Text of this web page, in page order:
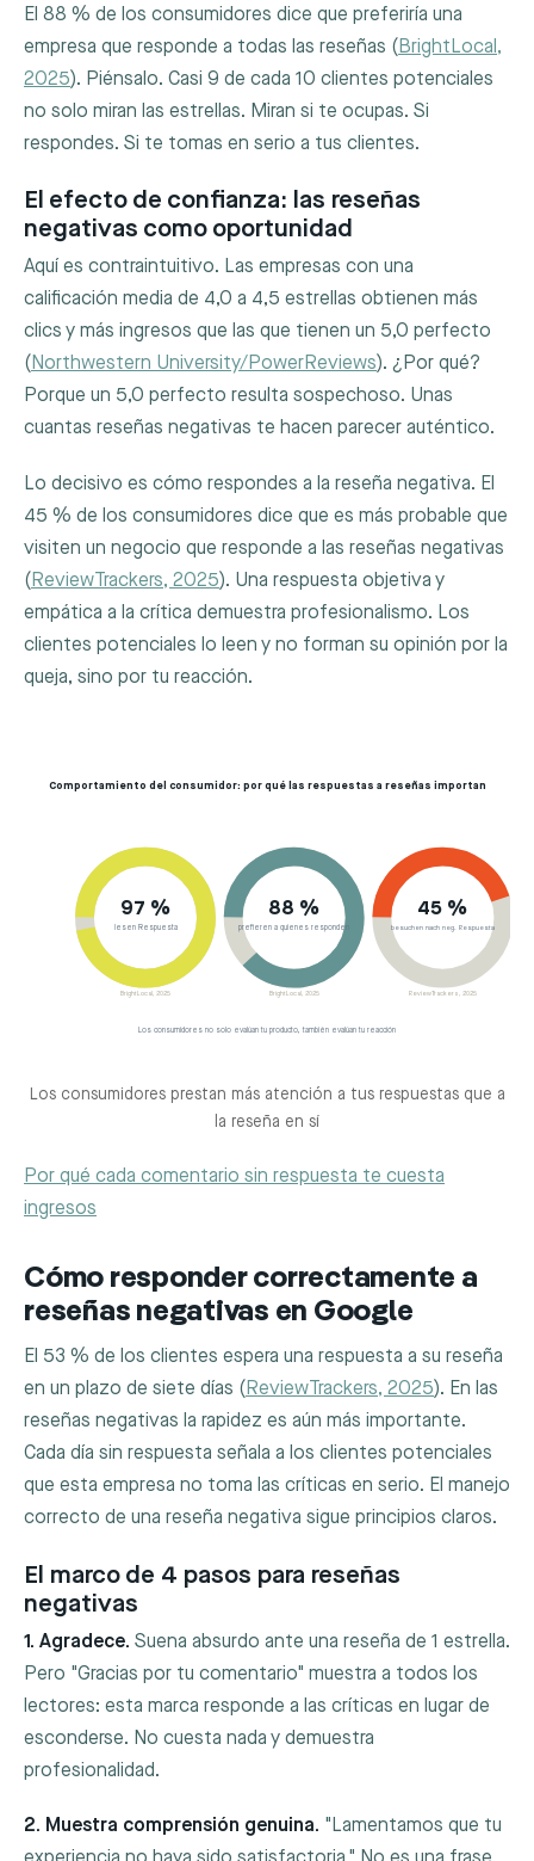
El 88 % de los consumidores dice que preferiría una
empresa que responde a todas las reseñas (BrightLocal,
2025). Piénsalo. Casi 9 de cada 10 clientes potenciales
no solo miran las estrellas. Miran si te ocupas. Si
respondes. Si te tomas en serio a tus clientes.
El efecto de confianza: las reseñas
negativas como oportunidad
Aquí es contraintuitivo. Las empresas con una
calificación media de 4,0 a 4,5 estrellas obtienen más
clics y más ingresos que las que tienen un 5,0 perfecto
(Northwestern University/PowerReviews). ¿Por qué?
Porque un 5,0 perfecto resulta sospechoso. Unas
cuantas reseñas negativas te hacen parecer auténtico.
Lo decisivo es cómo respondes a la reseña negativa. El
45 % de los consumidores dice que es más probable que
visiten un negocio que responde a las reseñas negativas
(ReviewTrackers, 2025). Una respuesta objetiva y
empática a la crítica demuestra profesionalismo. Los
clientes potenciales lo leen y no forman su opinión por la
queja, sino por tu reacción.
Comportamiento del consumidor: por qué las respuestas a reseñas importan
97 %
lesen Respuesta
BrightLocal, 2025
88 %
prefieren a quienes responden
BrightLocal, 2025
45 %
besuchen nach neg. Respuesta
ReviewTrackers, 2025
Los consumidores no solo evalúan tu producto, también evalúan tu reacción
Los consumidores prestan más atención a tus respuestas que a
la reseña en sí
Por qué cada comentario sin respuesta te cuesta
ingresos
Cómo responder correctamente a
reseñas negativas en Google
El 53 % de los clientes espera una respuesta a su reseña
en un plazo de siete días (ReviewTrackers, 2025). En las
reseñas negativas la rapidez es aún más importante.
Cada día sin respuesta señala a los clientes potenciales
que esta empresa no toma las críticas en serio. El manejo
correcto de una reseña negativa sigue principios claros.
El marco de 4 pasos para reseñas
negativas
1. Agradece. Suena absurdo ante una reseña de 1 estrella.
Pero "Gracias por tu comentario" muestra a todos los
lectores: esta marca responde a las críticas en lugar de
esconderse. No cuesta nada y demuestra
profesionalidad.
2. Muestra comprensión genuina. "Lamentamos que tu